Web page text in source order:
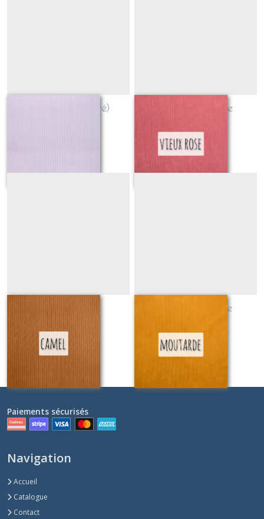
ROSE Pâle (poudré) velours vieux rose
Sur demande
Sur demande
velours moutarde
Sur demande
Paiements sécurisés
Navigation
Accueil
Catalogue
Contact